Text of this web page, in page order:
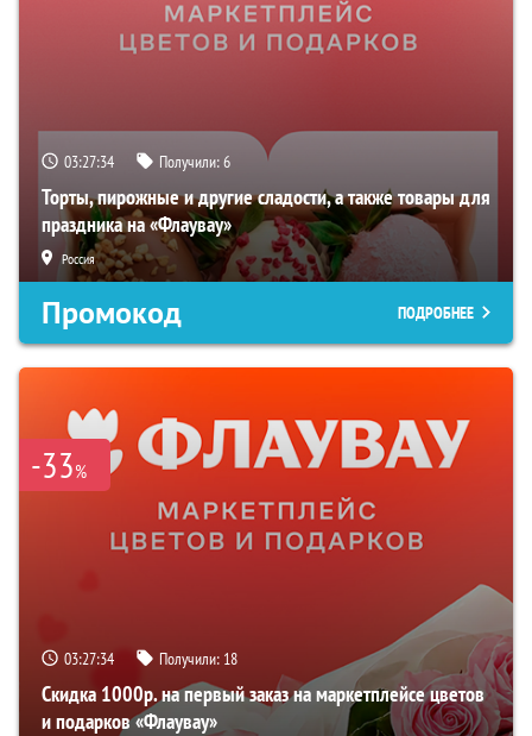
03:27:33 Получили:6
Торты, пирожные и другие сладости, а также товары для
праздника на «Флаувау»
Россия
Промокод ПОДРОБНЕЕ
-33%
03:27:33 Получили: 18
Скидка 1000р. на первый заказ на маркетплейсе цветов
и подарков «Флаувау»